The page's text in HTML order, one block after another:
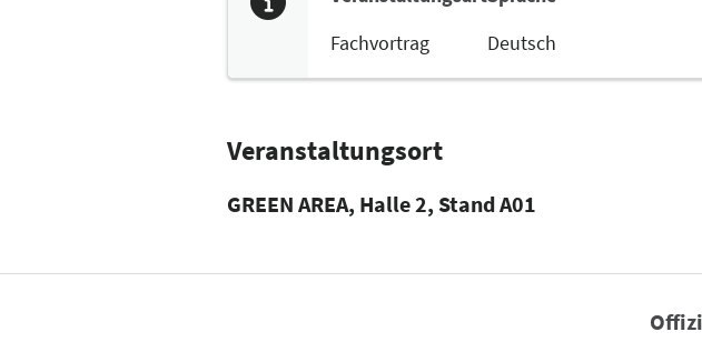
Fachvortrag
Deutsch
Veranstaltungsort
GREEN AREA, Halle 2, Stand A01